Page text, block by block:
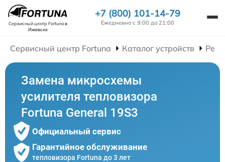
Сервисный центр Fortunaв
Ижевске
+7 (800) 101-14-79
Ежедневно с 9:00 до 21:00
Сервисный центр Fortuna Каталог устройств
Замена микросхемы
усилителя тепловизора
Fortuna General 19S3
Официальный сервис
Гарантийное обслуживание
тепловизора Fortuna до 3 лет